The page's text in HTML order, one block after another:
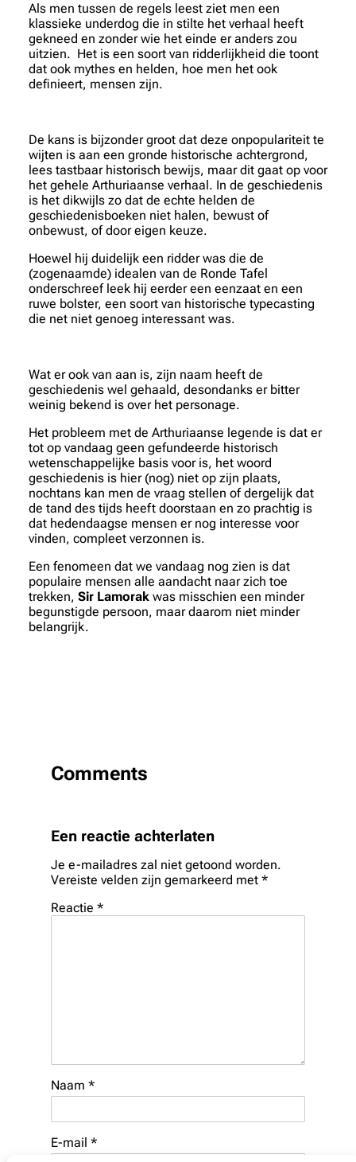
Als men tussen de regels leest ziet men een
klassieke underdog die in stilte het verhaal heeft
gekneed en zonder wie het einde er anders zou
uitzien. Het is een soort van ridderlijkheid die toont
dat ook mythes en helden, hoe men het ook
definieert, mensen zijn.
De kans is bijzonder groot dat deze onpopulariteit te
wijten is aan een gronde historische achtergrond,
lees tastbaar historisch bewijs, maar dit gaat op voor
het gehele Arthuriaanse verhaal. In de geschiedenis
is het dikwijls zo dat de echte helden de
geschiedenisboeken niet halen, bewust of
onbewust, of door eigen keuze.
Hoewel hij duidelijk een ridder was die de
(zogenaamde) idealen van de Ronde Tafel
onderschreef leek hij eerder een eenzaat en een
ruwe bolster, een soort van historische typecasting
die net niet genoeg interessant was.
Wat er ook van aan is, zijn naam heeft de
geschiedenis wel gehaald, desondanks er bitter
weinig bekend is over het personage.
Het probleem met de Arthuriaanse legende is dat er
tot op vandaag geen gefundeerde historisch
wetenschappelijke basis voor is, het woord
geschiedenis is hier (nog) niet op zijn plaats,
nochtans kan men de vraag stellen of dergelijk dat
de tand des tijds heeft doorstaan en zo prachtig is
dat hedendaagse mensen er nog interesse voor
vinden, compleet verzonnen is.
Een fenomeen dat we vandaag nog zien is dat
populaire mensen alle aandacht naar zich toe
trekken, Sir Lamorak was misschien een minder
begunstigde persoon, maar daarom niet minder
belangrijk.
Comments
Een reactie achterlaten
Je e-mailadres zal niet getoond worden.
Vereiste velden zijn gemarkeerd met *
Reactie *
Naam *
E-mail *